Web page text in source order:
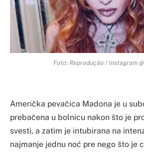
Foto: Reprodução / Instagram
Američka pevačica Madona je u
prebačena u bolnicu nakon što je
svesti, a zatim je intubirana na
najmanje jednu noć pre nego što je